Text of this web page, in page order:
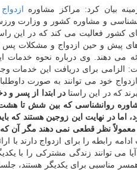
بیان كرد: مراكز مشاوره ازدواج
و مشاوره كشور و وزارت
كشور فعالیت می كند كه در این
های پیش و حین ازدواج و مشكلات پس
می دهند. وی درباره نحوه خدمات
الزامی برای دریافت این خدمات
خود می توانند به صورت
كه در این راستادر ابتدا از پسر
مشاوره روانشناسی كه بین شش تا
در نهایت این زوجین هستند كه
معمولاً نظر قطعی نمی دهند مگر آن
رابطه را برای ازدواج دارند
آیا می توانند زندگی مشتركی را با
مناسبی برای یكدیگر هستند،